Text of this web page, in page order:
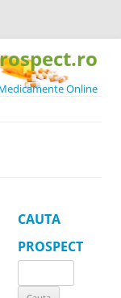
Online
CAUTA
PROSPECT
for: